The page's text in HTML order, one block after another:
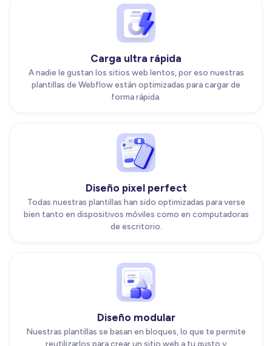
Carga ultra rápida
A nadie le gustan los sitios web lentos, por eso nuestras
plantillas de Webflow están optimizadas para cargar de
forma rápida.
Diseño pixel perfect
Todas nuestras plantillas han sido optimizadas para verse
bien tanto en dispositivos móviles como en computadoras
de escritorio.
Diseño modular
Nuestras plantillas se basan en bloques, lo que te permite
reutilizarlos para crear un sitio web a tu gusto y